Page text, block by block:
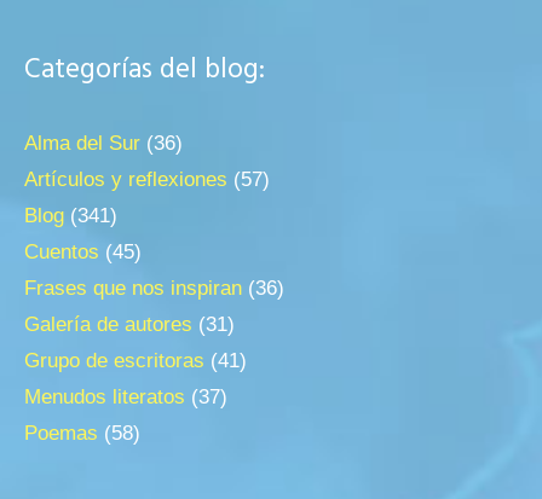
Categorías del blog:
Alma del Sur (36)
Artículos y reflexiones (57)
Blog (341)
Cuentos (45)
Frases que nos inspiran (36)
Galería de autores (31)
Grupo de escritoras (41)
Menudos literatos (37)
Poemas (58)